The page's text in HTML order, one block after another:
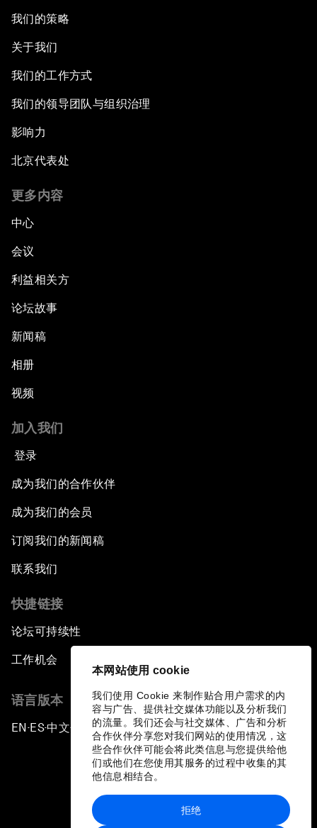
本网站使用 cookie
我们使用 Cookie 来制作贴合用户需求的内
容与广告、提供社交媒体功能以及分析我们
的流量。我们还会与社交媒体、广告和分析
合作伙伴分享您对我们网站的使用情况，这
些合作伙伴可能会将此类信息与您提供给他
们或他们在您使用其服务的过程中收集的其
他信息相结合。
拒绝
我们的策略
关于我们
我们的工作方式
我们的领导团队与组织治理
影响力
北京代表处
更多内容
中心
会议
利益相关方
论坛故事
新闻稿
相册
视频
加入我们
登录
成为我们的合作伙伴
成为我们的会员
订阅我们的新闻稿
联系我们
快捷链接
论坛可持续性
工作机会
语言版本
EN ▪ES▪中文▪ 日本語